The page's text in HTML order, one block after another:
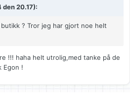
den 20.17):
? Tror jeg har gjort noe helt
!!! haha helt utrolig,med tanke på de
Egon !